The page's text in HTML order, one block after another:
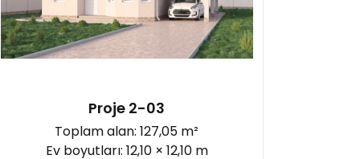
Proje 2-03
Toplam alan: 127,05 m²
Ev boyutları: 12,10 × 12,10 m